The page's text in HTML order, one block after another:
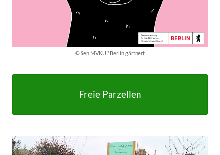
© Sen MVKU * Berlin gärtnert
Freie Parzellen